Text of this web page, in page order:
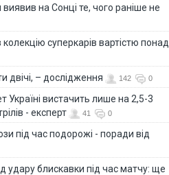
на Сонці те, чого раніше не
суперкарів вартістю понад
двічі, – дослідження 142 0
Україні вистачить лише на 2,5-3
- експерт
41 0
під час подорожі - поради від
удару блискавки під час матчу: ще